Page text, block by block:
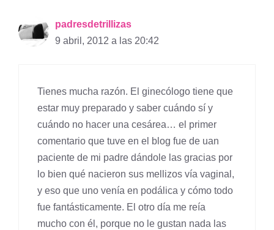
padresdetrillizas
9 abril, 2012 a las 20:42
Tienes mucha razón. El ginecólogo tiene que
estar muy preparado y saber cuándo sí y
cuándo no hacer una cesárea… el primer
comentario que tuve en el blog fue de uan
paciente de mi padre dándole las gracias por
lo bien qué nacieron sus mellizos vía vaginal,
y eso que uno venía en podálica y cómo todo
fue fantásticamente. El otro día me reía
mucho con él, porque no le gustan nada las